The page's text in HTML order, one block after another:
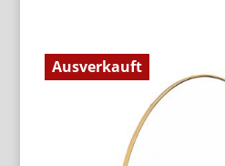
Ausverkauft